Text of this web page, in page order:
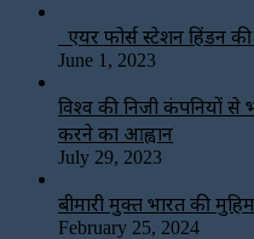
एयर फोर्स स्टेशन हिंडन
June 1, 2023
विश्‍व की निजी कंपनियों से
करने का आह्वान
July 29, 2023
बीमारी मुक्त भारत की
February 25, 2024